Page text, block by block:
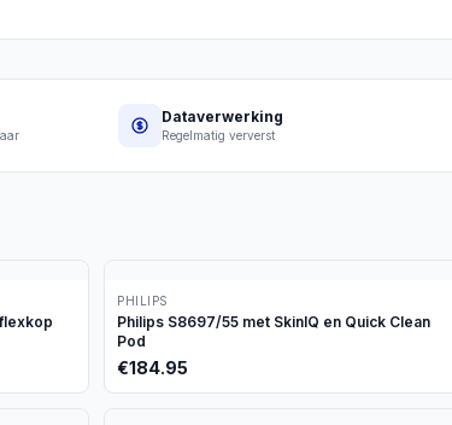
Dataverwerking
Regelmatig ververst
PHILIPS
Philips S8697/55 met SkinIQ en Quick Clean
Pod
€184.95